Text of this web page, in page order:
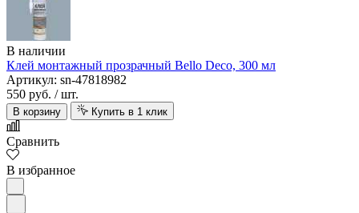
В наличии
Клей монтажный прозрачный Bello Deco, 300 мл
Артикул: sn-47818982
550 руб. / шт.
В корзину Купить в 1 клик
Сравнить
В избранное